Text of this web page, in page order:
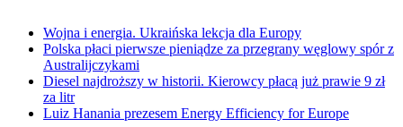
Wojna i energia. Ukraińska lekcja dla Europy
Polska płaci pierwsze pieniądze za przegrany węglowy spór z
Australijczykami
Diesel najdroższy w historii. Kierowcy płacą już prawie 9 zł
za litr
Luiz Hanania prezesem Energy Efficiency for Europe